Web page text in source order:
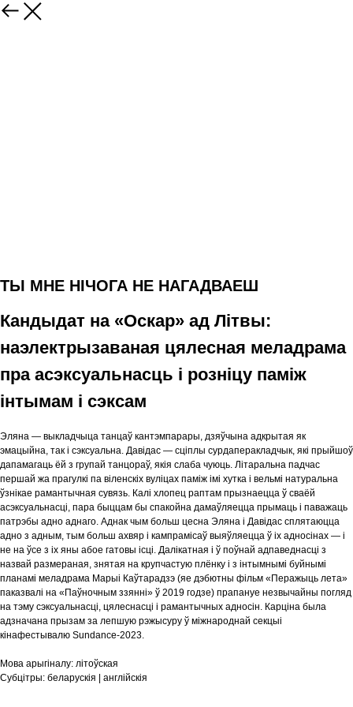
TЫ МНЕ НІЧОГА НЕ НАГАДВАЕШ
Кандыдат на «Оскар» ад Літвы:
наэлектрызаваная цялесная меладрама
пра асэксуальнасць і розніцу паміж
інтымам і сэксам
Эляна — выкладчыца танцаў кантэмпарары, дзяўчына адкрытая як
эмацыйна, так і сэксуальна. Давідас — сціплы сурдаперакладчык, які прыйшоў
дапамагаць ёй з групай танцораў, якія слаба чуюць. Літаральна падчас
першай жа прагулкі па віленскіх вуліцах паміж імі хутка і вельмі натуральна
ўзнікае рамантычная сувязь. Калі хлопец раптам прызнаецца ў сваёй
асэксуальнасці, пара быццам бы спакойна дамаўляецца прымаць і паважаць
патрэбы адно аднаго. Аднак чым больш цесна Эляна і Давідас сплятаюцца
адно з адным, тым больш ахвяр і кампрамісаў выяўляецца ў іх адносінах — і
не на ўсе з іх яны абое гатовы ісці. Далікатная і ў поўнай адпаведнасці з
назвай размераная, знятая на крупчастую плёнку і з інтымнымі буйнымі
планамі меладрама Марыі Каўтарадзэ (яе дэбютны фільм «Перажыць лета»
паказвалі на «Паўночным ззянні» ў 2019 годзе) прапануе незвычайны погляд
на тэму сэксуальнасці, цялеснасці і рамантычных адносін. Карціна была
адзначана прызам за лепшую рэжысуру ў міжнароднай секцыі
кінафестывалю Sundance-2023.
Мова арыгіналу: літоўская
Субцітры: беларускія | англійскія